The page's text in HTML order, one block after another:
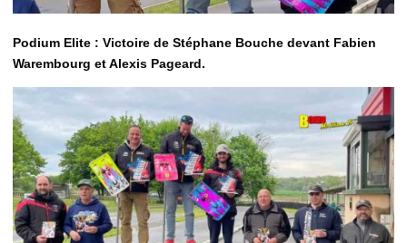
Podium Elite : Victoire de Stéphane Bouche devant Fabien
Warembourg et Alexis Pageard.